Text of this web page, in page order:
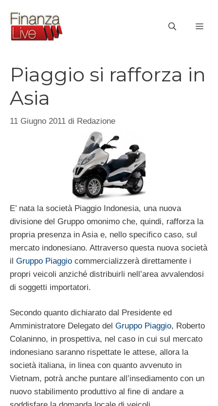
contenuto
Piaggio si rafforza in
Asia
11 Giugno 2011 di Redazione
E’ nata la società Piaggio Indonesia, una nuova
divisione del Gruppo omonimo che, quindi, rafforza la
propria presenza in Asia e, nello specifico caso, sul
mercato indonesiano. Attraverso questa nuova società
il Gruppo Piaggio commercializzerà direttamente i
propri veicoli anziché distribuirli nell’area avvalendosi
di soggetti importatori.
Secondo quanto dichiarato dal Presidente ed
Amministratore Delegato del Gruppo Piaggio, Roberto
Colaninno, in prospettiva, nel caso in cui sul mercato
indonesiano saranno rispettate le attese, allora la
società italiana, in linea con quanto avvenuto in
Vietnam, potrà anche puntare all’insediamento con un
nuovo stabilimento produttivo al fine di andare a